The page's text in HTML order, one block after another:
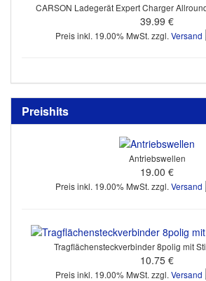
CARSON Ladegerät Expert Charger
39.99 €
Preis inkl. 19.00% MwSt. zzgl. Versand
Preishits
Antriebswellen
19.00 €
Preis inkl. 19.00% MwSt. zzgl. Versand
Tragflächensteckverbinder 8polig mit
10.75 €
Preis inkl. 19.00% MwSt. zzgl. Versand